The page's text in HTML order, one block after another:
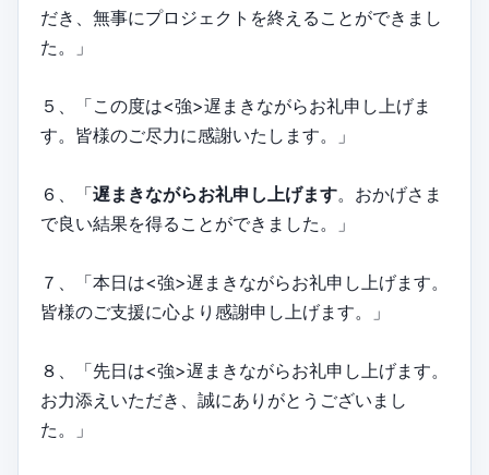
だき、無事にプロジェクトを終えることができまし
た。」
５、「この度は<強>遅まきながらお礼申し上げま
す。皆様のご尽力に感謝いたします。」
６、「遅まきながらお礼申し上げます。おかげさま
で良い結果を得ることができました。」
７、「本日は<強>遅まきながらお礼申し上げます。
皆様のご支援に心より感謝申し上げます。」
８、「先日は<強>遅まきながらお礼申し上げます。
お力添えいただき、誠にありがとうございまし
た。」